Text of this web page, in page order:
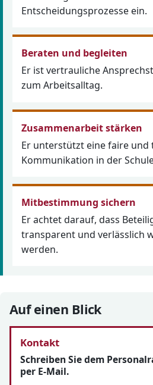
Entscheidungsprozesse ein.
Beraten und begleiten
Er ist vertrauliche
zum Arbeitsalltag.
Zusammenarbeit stärken
Er unterstützt eine faire und
Kommunikation in der
Mitbestimmung sichern
Er achtet darauf, dass
transparent und verlässlich
werden.
Auf einen Blick
Kontakt
Schreiben Sie dem
per E-Mail.